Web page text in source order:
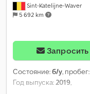
Sint-Katelijne-Waver
5 692 km
Запросить
Состояние:б/у, пробег:
Год выпуска:2019,